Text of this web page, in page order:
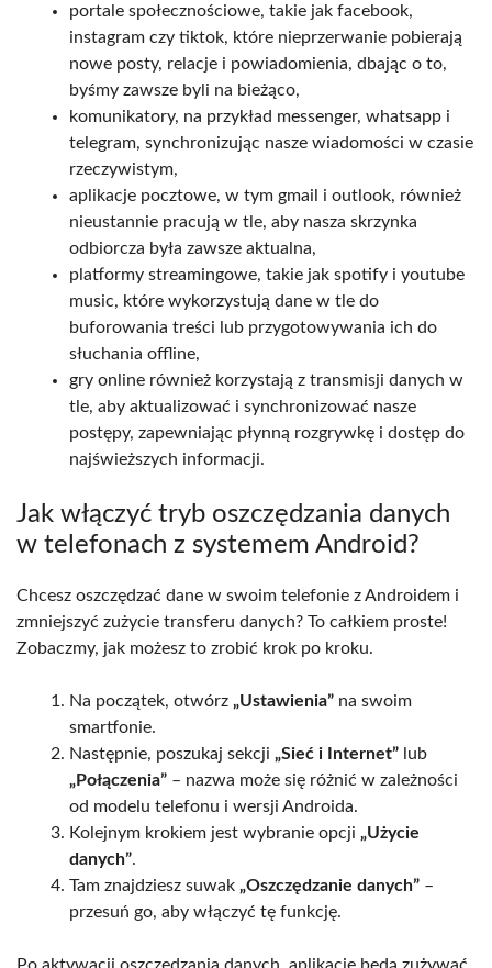
portale społecznościowe, takie jak facebook,
instagram czy tiktok, które nieprzerwanie pobierają
nowe posty, relacje i powiadomienia, dbając o to,
byśmy zawsze byli na bieżąco,
komunikatory, na przykład messenger, whatsapp i
telegram, synchronizując nasze wiadomości w czasie
rzeczywistym,
aplikacje pocztowe, w tym gmail i outlook, również
nieustannie pracują w tle, aby nasza skrzynka
odbiorcza była zawsze aktualna,
platformy streamingowe, takie jak spotify i youtube
music, które wykorzystują dane w tle do
buforowania treści lub przygotowywania ich do
słuchania offline,
gry online również korzystają z transmisji danych w
tle, aby aktualizować i synchronizować nasze
postępy, zapewniając płynną rozgrywkę i dostęp do
najświeższych informacji.
Jak włączyć tryb oszczędzania danych
w telefonach z systemem Android?
Chcesz oszczędzać dane w swoim telefonie z Androidem i
zmniejszyć zużycie transferu danych? To całkiem proste!
Zobaczmy, jak możesz to zrobić krok po kroku.
Na początek, otwórz „Ustawienia” na swoim
smartfonie.
Następnie, poszukaj sekcji „Sieć i Internet” lub
„Połączenia” – nazwa może się różnić w zależności
od modelu telefonu i wersji Androida.
Kolejnym krokiem jest wybranie opcji „Użycie
danych”.
Tam znajdziesz suwak „Oszczędzanie danych” –
przesuń go, aby włączyć tę funkcję.